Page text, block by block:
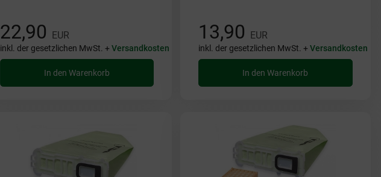
22,90 EUR
inkl. der gesetzlichen MwSt. +Versandkosten
In den Warenkorb
13,90 EUR
inkl. der gesetzlichen MwSt. +Versandkosten
In den Warenkorb